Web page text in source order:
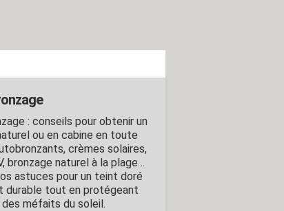
: conseils pour obtenir un
ou en cabine en toute
crèmes solaires,
bronzage naturel à la plage…
astuces pour un teint doré
durable tout en protégeant
méfaits du soleil.